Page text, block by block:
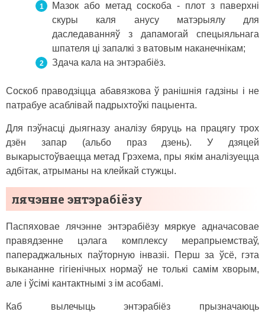
Мазок або метад соскоба - плот з паверхні
скуры каля анусу матэрыялу для
даследаванняў з дапамогай спецыяльнага
шпателя ці запалкі з ватовым наканечнікам;
Здача кала на энтэрабіёз.
Соскоб праводзіцца абавязкова ў ранішнія гадзіны і не
патрабуе асаблівай падрыхтоўкі пацыента.
Для пэўнасці дыягназу аналізу бяруць на працягу трох
дзён запар (альбо праз дзень). У дзяцей
выкарыстоўваецца метад Грэхема, пры якім аналізуецца
адбітак, атрыманы на клейкай стужцы.
лячэнне энтэрабіёзу
Паспяховае лячэнне энтэрабіёзу мяркуе адначасовае
правядзенне цэлага комплексу мерапрыемстваў,
папераджальных паўторную інвазіі. Перш за ўсё, гэта
выкананне гігіенічных нормаў не толькі самім хворым,
але і ўсімі кантактнымі з ім асобамі.
Каб вылечыць энтэрабіёз прызначаюць